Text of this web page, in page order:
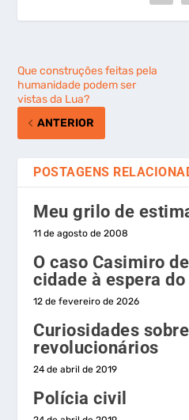
Que construções feitas pela
humanidade podem ser
vistas da Lua?
ANTERIOR
POSTAGENS
Meu grilo de
11 de agosto de 2008
O caso Casimiro
cidade à espera
12 de fevereiro de 2026
Curiosidades
revolucionários
24 de abril de 2019
Polícia civil